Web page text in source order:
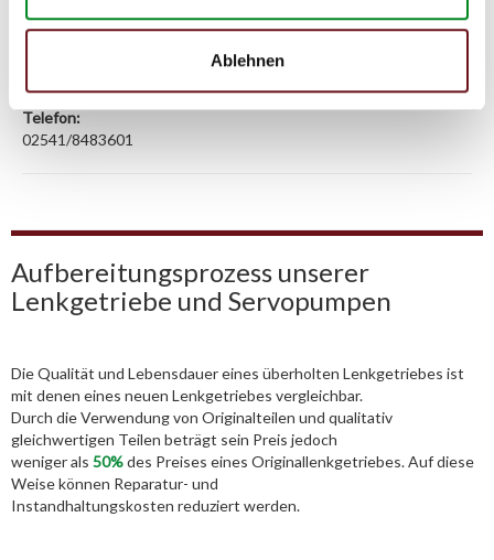
Ablehnen
Am Wasserturm 55, Coesfeld, NRW, 48653, DE
Telefon:
02541/8483601
Aufbereitungsprozess unserer
Lenkgetriebe und Servopumpen
Die Qualität und Lebensdauer eines überholten Lenkgetriebes ist
mit denen eines neuen Lenkgetriebes vergleichbar.
Durch die Verwendung von Originalteilen und qualitativ
gleichwertigen Teilen beträgt sein Preis jedoch
weniger als 50%des Preises eines Originallenkgetriebes. Auf diese
Weise können Reparatur- und
Instandhaltungskosten reduziert werden.